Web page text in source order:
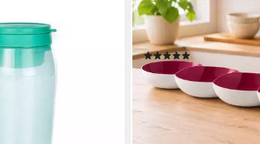
TUPPERWARE
Servierschale
Perle in bordeaux rot/
(1)
24,90 €
lieferbar - in 3-4